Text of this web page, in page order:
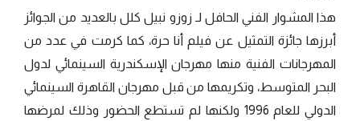
هذا المشوار الفني الحافل لـ زوزو نبيل كلل بالعديد من الجوائز
أبرزها جائزة التمثيل عن فيلم أنا حرة، كما كرمت في عدد من
المهرجانات الفنية منها مهرجان الإسكندرية السينمائي لدول
البحر المتوسط، وتكريمها من قبل مهرجان القاهرة السينمائي
الدولي للعام 1996 ولكنها لم تستطع الحضور وذلك لمرضها